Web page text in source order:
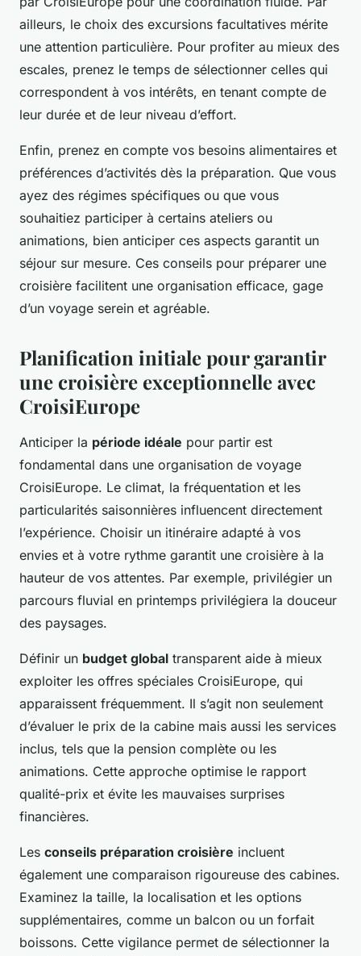
ailleurs, le choix des excursions facultatives mérite
une attention particulière. Pour profiter au mieux des
escales, prenez le temps de sélectionner celles qui
correspondent à vos intérêts, en tenant compte de
leur durée et de leur niveau d’effort.
Enfin, prenez en compte vos besoins alimentaires et
préférences d’activités dès la préparation. Que vous
ayez des régimes spécifiques ou que vous
souhaitiez participer à certains ateliers ou
animations, bien anticiper ces aspects garantit un
séjour sur mesure. Ces conseils pour préparer une
croisière facilitent une organisation efficace, gage
d’un voyage serein et agréable.
Planification initiale pour garantir
une croisière exceptionnelle avec
CroisiEurope
Anticiper la période idéale pour partir est
fondamental dans une organisation de voyage
CroisiEurope. Le climat, la fréquentation et les
particularités saisonnières influencent directement
l’expérience. Choisir un itinéraire adapté à vos
envies et à votre rythme garantit une croisière à la
hauteur de vos attentes. Par exemple, privilégier un
parcours fluvial en printemps privilégiera la douceur
des paysages.
Définir un budget global transparent aide à mieux
exploiter les offres spéciales CroisiEurope, qui
apparaissent fréquemment. Il s’agit non seulement
d’évaluer le prix de la cabine mais aussi les services
inclus, tels que la pension complète ou les
animations. Cette approche optimise le rapport
qualité-prix et évite les mauvaises surprises
financières.
Les conseils préparation croisière incluent
également une comparaison rigoureuse des cabines.
Examinez la taille, la localisation et les options
supplémentaires, comme un balcon ou un forfait
boissons. Cette vigilance permet de sélectionner la